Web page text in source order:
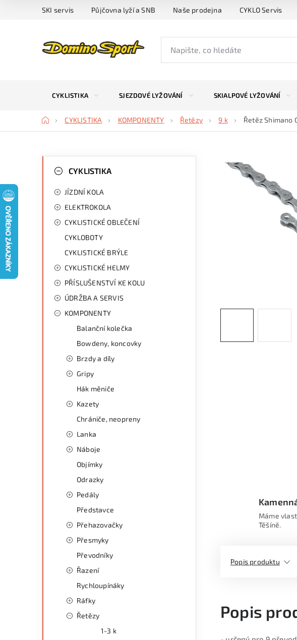
SKI servis Půjčovna lyží a SNB Naše prodejna CYKLO Servis
CYKLISTIKA SJEZDOVÉ LYŽOVÁNÍ SKIALPOVÉ LYŽOVÁNÍ
DomůCYKLISTIKA KOMPONENTY Řetězy 9 k Řetěz Shimano
kategorieCYKLISTIKA
JÍZDNÍ KOLA
ELEKTROKOLA
CYKLISTICKÉ OBLEČENÍ
CYKLOBOTY
CYKLISTICKÉ BRÝLE
CYKLISTICKÉ HELMY
PŘÍSLUŠENSTVÍ KE KOLU
ÚDRŽBA A SERVIS
KOMPONENTY
Balanční kolečka
Bowdeny, koncovky
Brzdy a díly
Gripy
Hák měniče
Kazety
Chrániče, neopreny
Lanka
Náboje
Objímky
Odrazky
Pedály
Představce
Přehazovačky
Přesmyky
Převodníky
Řazení
Rychloupínáky
Ráfky
Řetězy
1-3 k
Máme
Těšíně.
Popis produktu
Popis